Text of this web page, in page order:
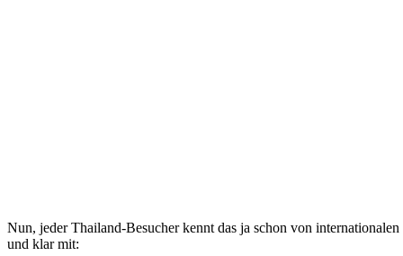
Nun, jeder Thailand-Besucher kennt das ja schon von
und klar mit: